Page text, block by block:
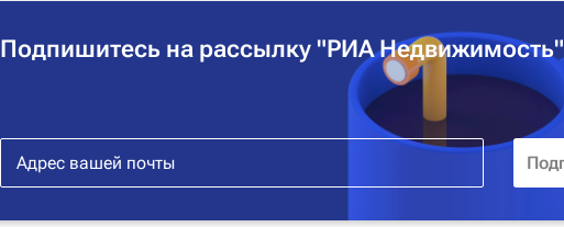
Подпишитесь на рассылку "РИА Недвижимость"